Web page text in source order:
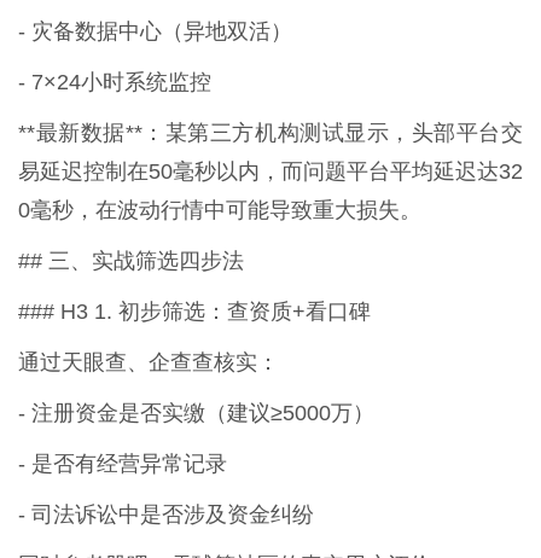
- 灾备数据中心（异地双活）
- 7×24小时系统监控
**最新数据**：某第三方机构测试显示，头部平台交
易延迟控制在50毫秒以内，而问题平台平均延迟达32
0毫秒，在波动行情中可能导致重大损失。
## 三、实战筛选四步法
### H3 1. 初步筛选：查资质+看口碑
通过天眼查、企查查核实：
- 注册资金是否实缴（建议≥5000万）
- 是否有经营异常记录
- 司法诉讼中是否涉及资金纠纷